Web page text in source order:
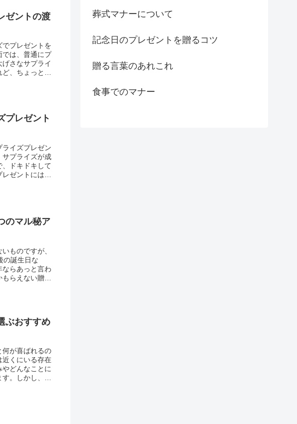
ゼントの渡
プレゼントを
では、普通にプ
さなサプライ
、ちょっとの
プレゼント
ライズプレゼン
サプライズが成
ドキドキして
ゼントには難
のマル秘ア
ものですが、
の誕生日な
ならあっと言わ
らえない贈り
ぶおすすめ
何が喜ばれるの
近くにいる存在
どんなことに
。しかし、家
葬式マナーについて
記念日のプレゼントを贈るコツ
贈る言葉のあれこれ
食事でのマナー